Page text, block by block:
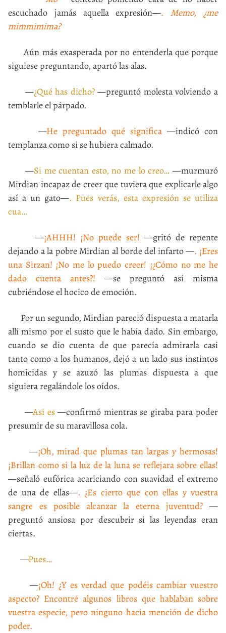
escuchado jamás aquella expresión—. Memo, ¿me
mimmimima?
Aún más exasperada por no entenderla que porque
siguiese preguntando, apartó las alas.
—¿Qué has dicho?—preguntó molesta volviendo a
temblarle el párpado.
—He preguntado qué significa —indicó con
templanza como si se hubiera calmado.
—Si me cuentan esto, no me lo creo… —murmuró
Mirdian incapaz de creer que tuviera que explicarle algo
así a un gato—. Pues verás, esta expresión se utiliza
cua…
—¡AHHH! ¡No puede ser! —gritó de repente
dejando a la pobre Mirdian al borde del infarto —. ¡Eres
una Sirzan! ¡No me lo puedo creer! ¡¿Cómo no me he
dado cuenta antes?! —se preguntó así misma
cubriéndose el hocico de emoción.
Por un segundo, Mirdian pareció dispuesta a matarla
allí mismo por el susto que le había dado. Sin embargo,
cuando se dio cuenta de que parecía admirarla casi
tanto como a los humanos, dejó a un lado sus instintos
homicidas y se azuzó las plumas dispuesta a que
siguiera regalándole los oídos.
—Así es—confirmó mientras se giraba para poder
presumir de su maravillosa cola.
—¡Oh, mirad que plumas tan largas y hermosas!
¡Brillan como si la luz de la luna se reflejara sobre ellas!
—señaló eufórica acariciando con suavidad el extremo
de una de ellas—. ¿Es cierto que con ellas y vuestra
sangre es posible alcanzar la eterna juventud? —
preguntó ansiosa por descubrir si las leyendas eran
ciertas.
—Pues…
—¡Oh! ¿Y es verdad que podéis cambiar vuestro
aspecto? Encontré algunos libros que hablaban sobre
vuestra especie, pero ninguno hacía mención de dicho
poder.